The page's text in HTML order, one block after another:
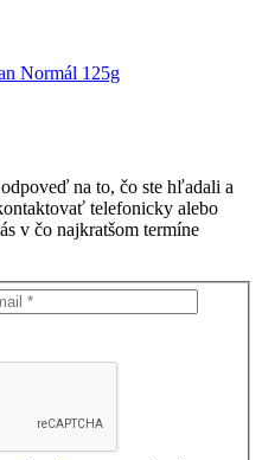
Normál 125g
na to, čo ste hľadali a
telefonicky alebo
v čo najkratšom termíne